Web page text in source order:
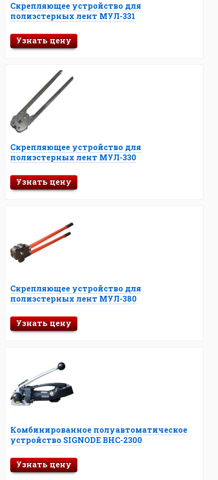
Скрепляющее устройство для
полиэстерных лент МУЛ-331
Узнать цену
Скрепляющее устройство для
полиэстерных лент МУЛ-330
Узнать цену
Скрепляющее устройство для
полиэстерных лент МУЛ-380
Узнать цену
Комбинированное полуавтоматическое
устройство SIGNODE BHC-2300
Узнать цену